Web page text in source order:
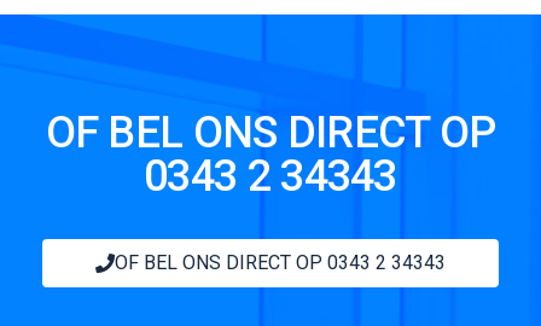
OF BEL ONS DIRECT OP
0343 2 34343
OF BEL ONS DIRECT OP 0343 2 34343